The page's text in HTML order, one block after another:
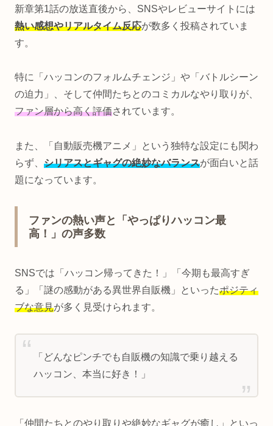
新章第1話の放送直後から、SNSやレビューサイトには
熱い感想やリアルタイム反応が数多く投稿されていま
す。
特に「ハッコンのフォルムチェンジ」や「バトルシーン
の迫力」、そして仲間たちとのコミカルなやり取りが、
ファン層から高く評価されています。
また、「自動販売機アニメ」という独特な設定にも関わ
らず、 シリアスとギャグの絶妙なバランスが面白いと話
題になっています。
ファンの熱い声と「やっぱりハッコン最
高！」の声多数
SNSでは「ハッコン帰ってきた！」「今期も最高すぎ
る」「謎の感動がある異世界自販機」といったポジティ
ブな意見が多く見受けられます。
「どんなピンチでも自販機の知識で乗り越える
ハッコン、本当に好き！」
「仲間たちとのやり取りや絶妙なギャグが癒し」といっ